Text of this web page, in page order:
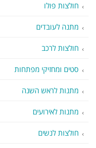
חולצות פולו
מתנה לעובדים
חולצות לרכב
סטים ומחזיקי מפתחות
מתנות לראש השנה
מתנות לאירועים
חולצות לנשים